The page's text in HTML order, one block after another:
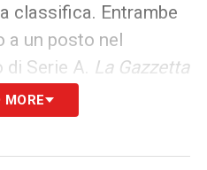
classifica. Entrambe
a un posto nel
Serie A.
La Gazzetta
fra le due
5 partite. Dopo 17
MORE